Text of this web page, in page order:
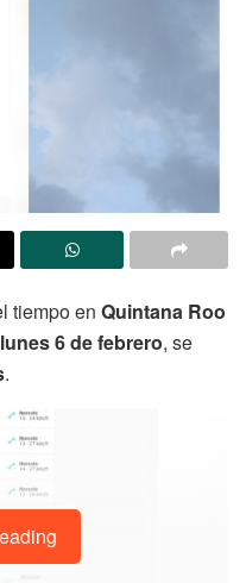
tiempo en Quintana Roo
lunes 6 defebrero, se
.